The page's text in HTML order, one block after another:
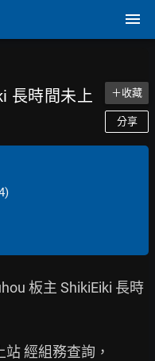
長時間未上
＋收藏
分享
板主 ShikiEiki 長時
經組務查詢，